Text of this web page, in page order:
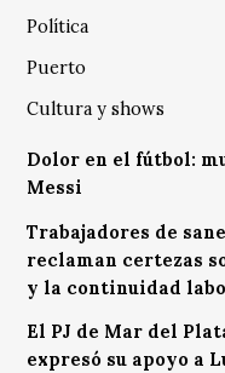
Política
Puerto
Cultura y shows
Dolor en el fútbol:
Messi
Trabajadores de
reclaman certezas
y la continuidad
El PJ de Mar del
expresó su apoyo a